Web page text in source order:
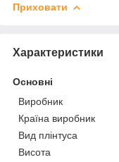
Приховати
Характеристики
Основні
Виробник
Країна виробник
Вид плінтуса
Висота